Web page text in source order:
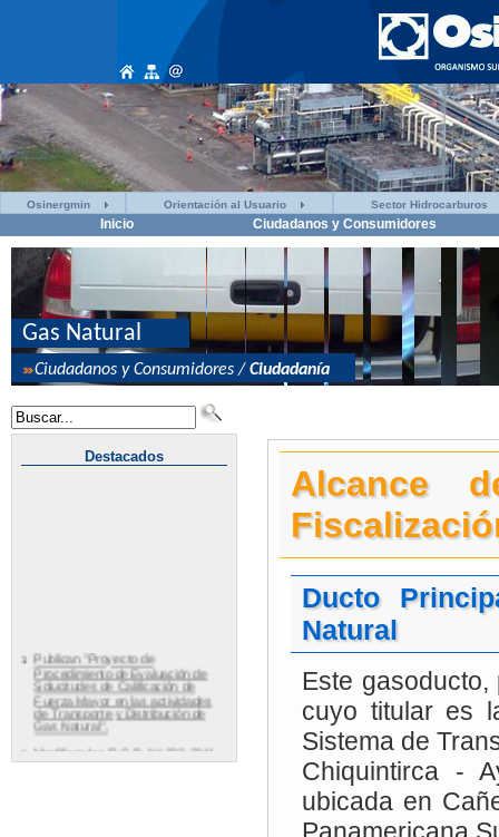
Osinergmin Orientación al Usuario Sector Hidrocarburos
Inicio Ciudadanos y Consumidores